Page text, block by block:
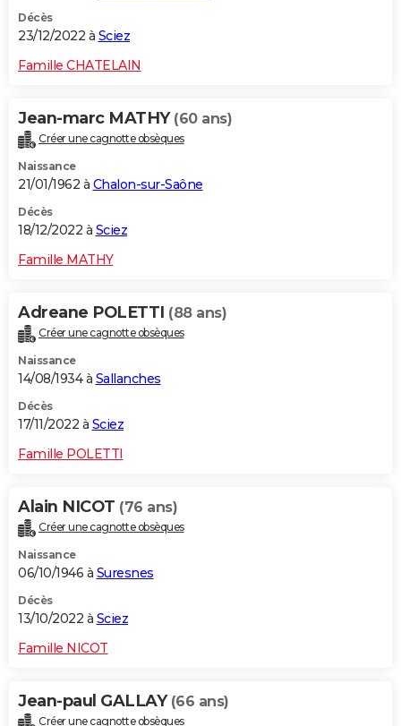
Décès
23/12/2022 à Sciez
Famille CHATELAIN
Jean-marc MATHY (60 ans)
Créer une cagnotte obsèques
Naissance
21/01/1962 à Chalon-sur-Saône
Décès
18/12/2022 à Sciez
Famille MATHY
Adreane POLETTI (88 ans)
Créer une cagnotte obsèques
Naissance
14/08/1934 à Sallanches
Décès
17/11/2022 à Sciez
Famille POLETTI
Alain NICOT (76 ans)
Créer une cagnotte obsèques
Naissance
06/10/1946 à Suresnes
Décès
13/10/2022 à Sciez
Famille NICOT
Jean-paul GALLAY (66 ans)
Créer une cagnotte obsèques